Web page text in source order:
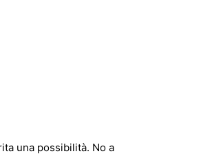
una possibilità. No a